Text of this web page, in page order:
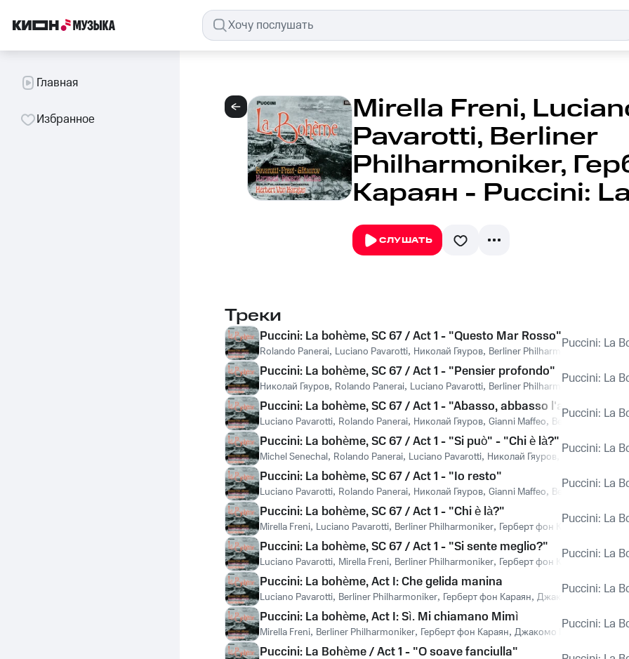
Главная
Избранное Mirella Freni,
Pavarotti, Berliner
Philharmoniker,
Караян - Puccini:
СЛУШАТЬ
Треки
Puccini: La bohème, SC 67 / Act 1 - "Questo Mar Rosso"
Rolando Panerai, Luciano Pavarotti, Николай Гяуров, Berliner Philharmoniker ,
Puccini: La
Puccini: La bohème, SC 67 / Act 1 - "Pensier profondo"
Николай Гяуров, Rolando Panerai, Luciano Pavarotti, Berliner Philharmoniker ,
Puccini: La
Puccini: La bohème, SC 67 / Act 1 - "Abasso, abbasso l'autor!"
Luciano Pavarotti, Rolando Panerai, Николай Гяуров, Gianni Maffeo, Berliner
Puccini: La
Puccini: La bohème, SC 67 / Act 1 - "Si può" - "Chi è là?"
Michel Senechal, Rolando Panerai, Luciano Pavarotti, Николай Гяуров ,
Puccini: La
Puccini: La bohème, SC 67 / Act 1 - "Io resto"
Luciano Pavarotti, Rolando Panerai, Николай Гяуров, Gianni Maffeo, Berliner
Puccini: La
Puccini: La bohème, SC 67 / Act 1 - "Chi è là?"
Mirella Freni, Luciano Pavarotti, Berliner Philharmoniker, Герберт фон Караян ,
Puccini: La
Puccini: La bohème, SC 67 / Act 1 - "Si sente meglio?"
Luciano Pavarotti, Mirella Freni, Berliner Philharmoniker, Герберт фон Караян ,
Puccini: La
Puccini: La bohème, Act I: Che gelida manina
Luciano Pavarotti, Berliner Philharmoniker, Герберт фон Караян, Джакомо Пуччини
Puccini: La
Puccini: La bohème, Act I: Sì. Mi chiamano Mimì
Mirella Freni, Berliner Philharmoniker, Герберт фон Караян, Джакомо ПуччиниPuccini: La
Puccini: La Bohème / Act 1 - "O soave fanciulla"